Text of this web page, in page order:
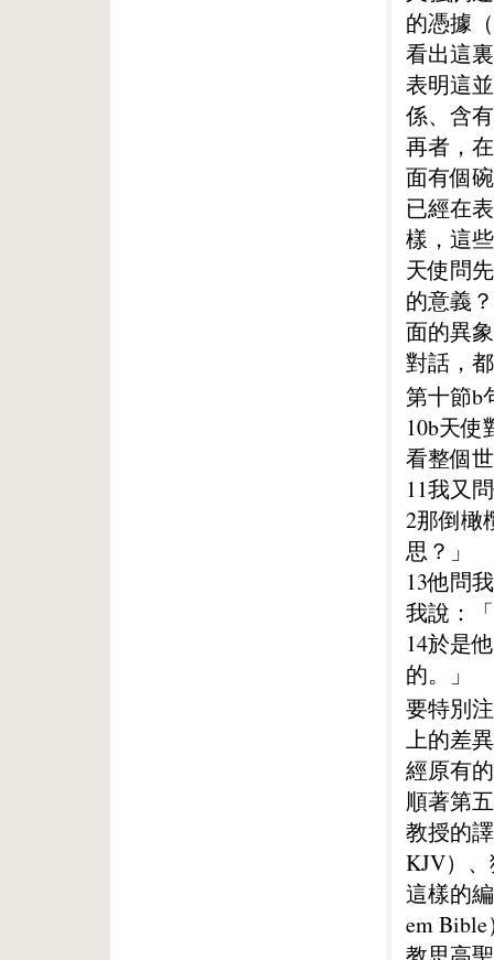
的憑據
看出這
表明這
係、含
再者，
面有個
已經在
樣，這
天使問
的意義
面的異
對話，
第十節b
10b天
看整個
11我又
2那倒橄
思？」
13他問
我說：
14於是
的。」
要特別
上的差
經原有
順著第
教授的
KJV）
這樣的
em